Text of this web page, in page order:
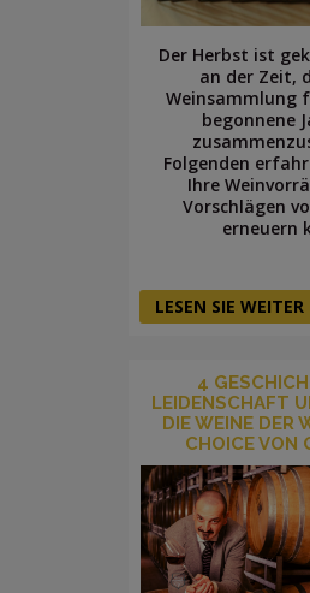
Der Herbst ist
an der Zeit,
Weinsammlung
begonnene
Folgenden
Ihre
Vorschlägen
erneuern
LESEN SIE WEITER
4
LEIDENSCHAFT
DIE WEINE DER
CHOICE VON